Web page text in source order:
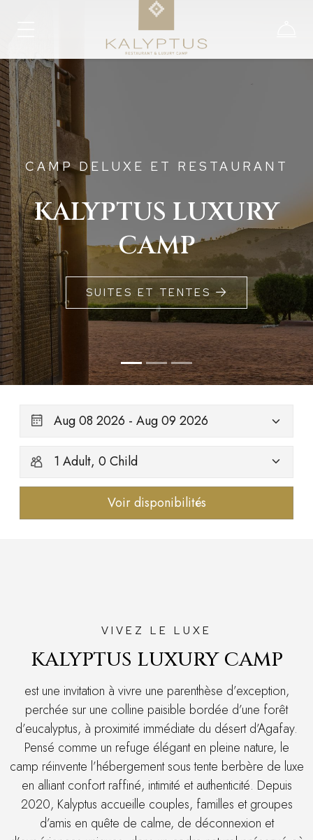
CAMP DELUXE ET RESTAURANT
KALYPTUS LUXURY
CAMP
SUITES ET TENTES
1 Adult, 0 Child
Voir disponibilités
VIVEZ LE LUXE
KALYPTUS LUXURY CAMP
est une invitation à vivre une parenthèse d’exception,
perchée sur une colline paisible bordée d’une forêt
d’eucalyptus, à proximité immédiate du désert d’Agafay.
Pensé comme un refuge élégant en pleine nature, le
camp réinvente l’hébergement sous tente berbère de luxe
en alliant confort raffiné, intimité et authenticité. Depuis
2020, Kalyptus accueille couples, familles et groupes
d’amis en quête de calme, de déconnexion et